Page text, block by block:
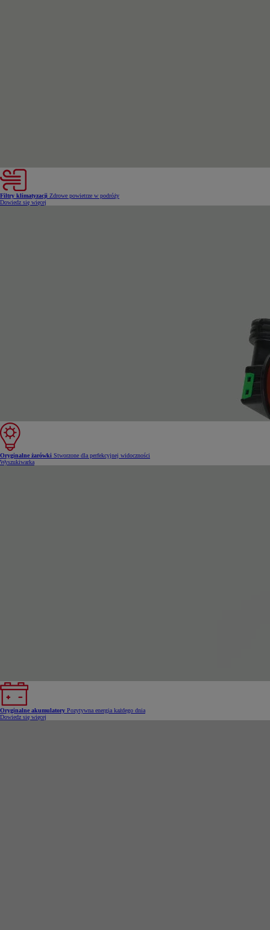
Filtry klimatyzacji Zdrowe powietrze w podróży
Dowiedz się więcej
Oryginalne żarówki Stworzone dla perfekcyjnej widoczności
Wyszukiwarka
Oryginalne akumulatory Pozytywna energia każdego dnia
Dowiedz się więcej